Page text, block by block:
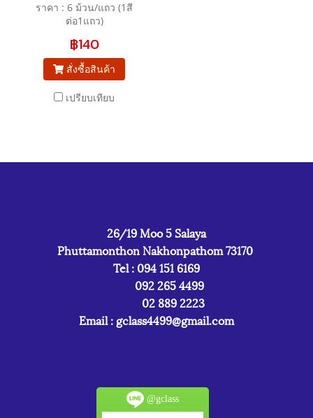
ราคา : 6 ม้วน/แถว (1สี
ต่อ1แถว)
฿140
สั่งซื้อสินค้า
เปรียบเทียบ
26/19 Moo 5 Salaya
Phuttamonthon Nakhonpathom 73170
Tel : 094 151 6169
092 265 4499
02 889 2223
Email : gclass4499@gmail.com
@gclass